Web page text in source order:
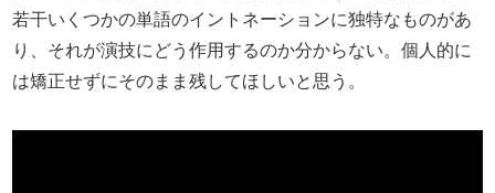
若干いくつかの単語のイントネーションに独特なものがあ
り、それが演技にどう作用するのか分からない。個人的に
は矯正せずにそのまま残してほしいと思う。